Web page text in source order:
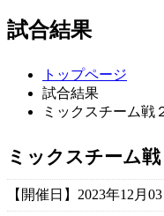
試合結果
トップページ
試合結果
ミックスチーム戦
ミックスチーム
【開催日】2023年12月